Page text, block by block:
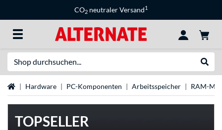
CO2 neutraler Versand1
StartseiteHardware PC-Komponenten Arbeitsspeicher RAM-
TOPSELLER